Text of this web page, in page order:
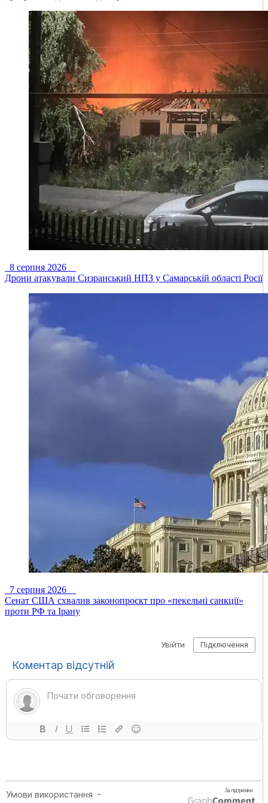
8 серпня 2026
Дрони атакували Сизранський НПЗ у Самарській області Росії
7 серпня 2026
Сенат США схвалив законопроєкт про «пекельні санкції»
проти РФ та Ірану